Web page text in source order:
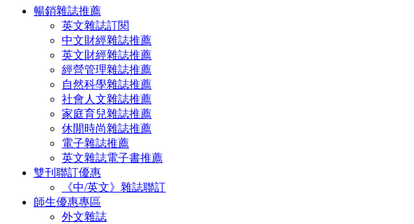
暢銷雜誌推薦
英文雜誌訂閱
中文財經雜誌推薦
英文財經雜誌推薦
經營管理雜誌推薦
自然科學雜誌推薦
社會人文雜誌推薦
家庭育兒雜誌推薦
休閒時尚雜誌推薦
電子雜誌推薦
英文雜誌電子書推薦
雙刊聯訂優惠
《中/英文》雜誌聯訂
師生優惠專區
外文雜誌